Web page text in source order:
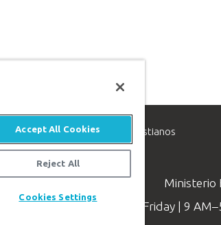
dedicado a ayudar a los cristianos
Ministerio
Available Monday–Friday | 9
Accept All Cookies
Reject All
Cookies Settings